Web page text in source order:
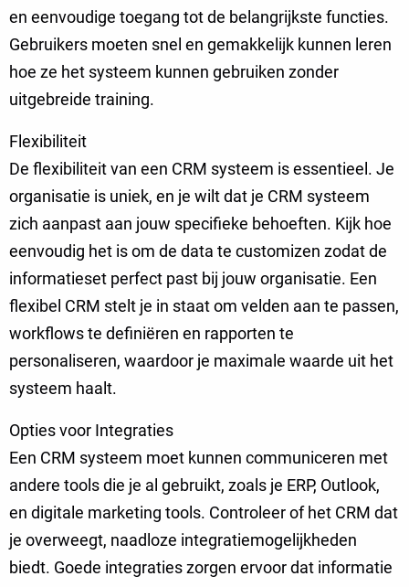
en eenvoudige toegang tot de belangrijkste functies.
Gebruikers moeten snel en gemakkelijk kunnen leren
hoe ze het systeem kunnen gebruiken zonder
uitgebreide training.
Flexibiliteit
De flexibiliteit van een CRM systeem is essentieel. Je
organisatie is uniek, en je wilt dat je CRM systeem
zich aanpast aan jouw specifieke behoeften. Kijk hoe
eenvoudig het is om de data te customizen zodat de
informatieset perfect past bij jouw organisatie. Een
flexibel CRM stelt je in staat om velden aan te passen,
workflows te definiëren en rapporten te
personaliseren, waardoor je maximale waarde uit het
systeem haalt.
Opties voor Integraties
Een CRM systeem moet kunnen communiceren met
andere tools die je al gebruikt, zoals je ERP, Outlook,
en digitale marketing tools. Controleer of het CRM dat
je overweegt, naadloze integratiemogelijkheden
biedt. Goede integraties zorgen ervoor dat informatie